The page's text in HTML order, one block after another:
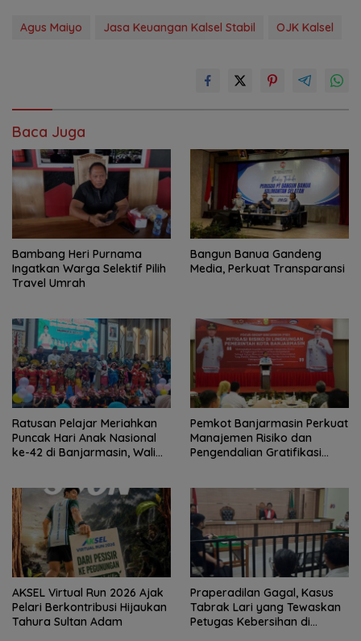
Agus Maiyo Jasa Keuangan Kalsel Stabil OJK Kalsel
Baca Juga
Bambang Heri Purnama
Ingatkan Warga Selektif Pilih
Travel Umrah
Bangun Banua Gandeng
Media, Perkuat Transparansi
Ratusan Pelajar Meriahkan
Puncak Hari Anak Nasional
ke-42 di Banjarmasin, Wali
Pemkot Banjarmasin Perkuat
Manajemen Risiko dan
Pengendalian Gratifikasi
AKSEL Virtual Run 2026 Ajak
Pelari Berkontribusi Hijaukan
Tahura Sultan Adam
Praperadilan Gagal, Kasus
Tabrak Lari yang Tewaskan
Petugas Kebersihan di